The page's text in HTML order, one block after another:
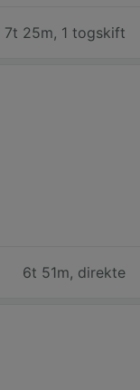
7t 25m, 1 togskift
6t 51m, direkte